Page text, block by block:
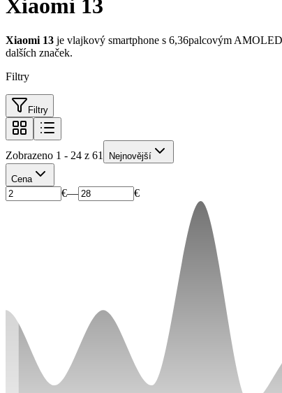
Xiaomi 13
Xiaomi 13 je vlajkový smartphone s 6,36palcovým
dalších značek.
Filtry
Filtry
Zobrazeno 1 - 24 z 61 Nejnovější
Cena
€— €